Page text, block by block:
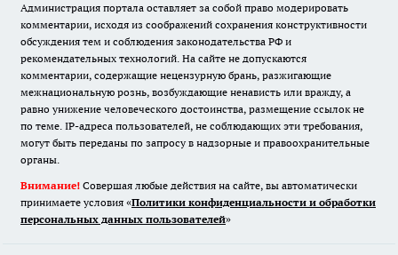
Администрация портала оставляет за собой право модерировать
комментарии, исходя из соображений сохранения конструктивности
обсуждения тем и соблюдения законодательства РФ и
рекомендательных технологий. На сайте не допускаются
комментарии, содержащие нецензурную брань, разжигающие
межнациональную рознь, возбуждающие ненависть или вражду, а
равно унижение человеческого достоинства, размещение ссылок не
по теме. IP-адреса пользователей, не соблюдающих эти требования,
могут быть переданы по запросу в надзорные и правоохранительные
органы.
Внимание! Совершая любые действия на сайте, вы автоматически
принимаете условия «Политики конфиденциальности и обработки
персональных данных пользователей»